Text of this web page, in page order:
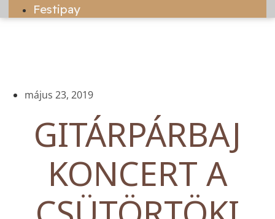
Festipay
május 23, 2019
GITÁRPÁRBAJ
KONCERT A